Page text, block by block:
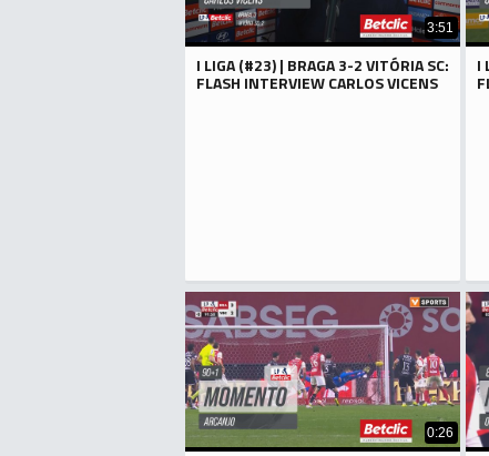
3:51
I LIGA (#23) | BRAGA 3-2 VITÓRIA SC:
FLASH INTERVIEW CARLOS VICENS
I
0:26